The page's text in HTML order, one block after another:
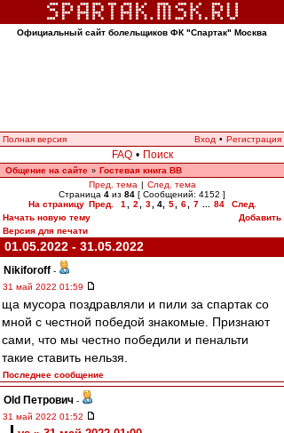
Официальный сайт болельщиков ФК "Спартак" Москва
Полная версия Вход • Регистрация
FAQ • Поиск
Общение на сайте » Гостевая книга ВВ
Пред. тема | След. тема
Страница 4 из 84 [ Сообщений: 4152 ]
На страницу Пред. 1 2 3 4, 5 6 7 84
След.
Начать новую тему
Добавить
Версия для печати
01.05.2022 - 31.05.2022
Nikiforoff -
31 май 2022 01:59
ща мусора поздравляли и пили за спартак со
мной с честной победой знакомые. Признают
сами, что мы честно победили и пенальти
такие ставить нельзя.
Последнее сообщение
Old Петрович -
31 май 2022 01:52